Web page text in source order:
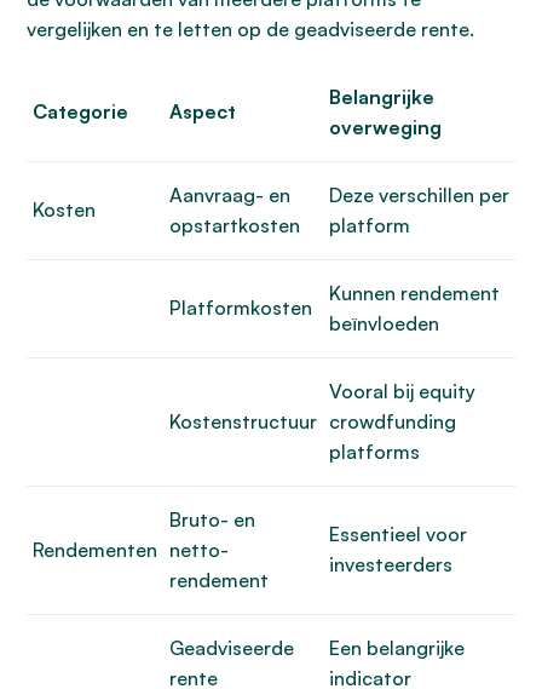
vergelijken en te letten op de geadviseerde rente.
Categorie Aspect
Belangrijke
overweging
Kosten
Aanvraag- en
opstartkosten
Deze verschillen per
platform
Platformkosten
Kunnen rendement
beïnvloeden
Kostenstructuur
Vooral bij equity
crowdfunding
platforms
Rendementen
Bruto- en
netto-
rendement
Essentieel voor
investeerders
Geadviseerde
rente
Een belangrijke
indicator